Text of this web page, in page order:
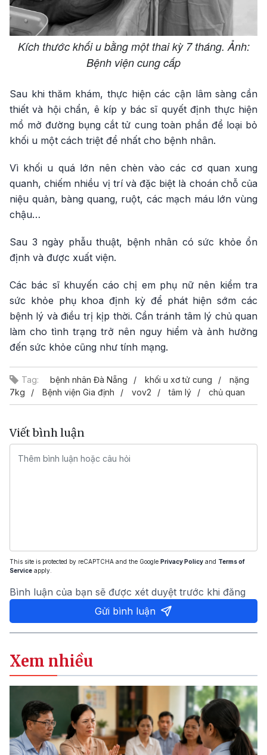
Kích thước khối u bằng một thai kỳ 7 tháng. Ảnh:
Bệnh viện cung cấp
Sau khi thăm khám, thực hiện các cận lâm sàng cần
thiết và hội chẩn, ê kíp y bác sĩ quyết định thực hiện
mổ mở đường bụng cắt tử cung toàn phần để loại bỏ
khối u một cách triệt để nhất cho bệnh nhân.
Vì khối u quá lớn nên chèn vào các cơ quan xung
quanh, chiếm nhiều vị trí và đặc biệt là choán chỗ của
niệu quản, bàng quang, ruột, các mạch máu lớn vùng
chậu…
Sau 3 ngày phẫu thuật, bệnh nhân có sức khỏe ổn
định và được xuất viện.
Các bác sĩ khuyến cáo chị em phụ nữ nên kiểm tra
sức khỏe phụ khoa định kỳ để phát hiện sớm các
bệnh lý và điều trị kịp thời. Cần tránh tâm lý chủ quan
làm cho tình trạng trở nên nguy hiểm và ảnh hưởng
đến sức khỏe cũng như tính mạng.
Tag: bệnh nhân Đà Nẵng khối u xơ tử cung
nặng
7kg
Bệnh viện Gia định vov2 tâm lý chủ quan
Viết bình luận
This site is protected by reCAPTCHA and the Google Privacy Policy and Terms of
Service apply.
Bình luận của bạn sẽ được xét duyệt trước khi đăng
Gửi bình luận
Xem nhiều